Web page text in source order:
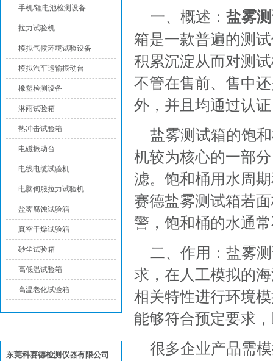
一、概述： 盐雾
箱是一款普遍的测
积累沉淀从而对测
不管在售前、售中
外，并且均通过认
盐雾测试箱的饱
机较为核心的一部
滤。饱和桶用水周
赛德盐雾测试箱若
警，饱和桶的水通
二、作用：盐雾
求，在人工模拟的
相关特性进行环境
能够符合预定要求
很多企业产品需
手机/锂电池检测设备
拉力试验机
模拟气候环境试验设备
模拟汽车运输振动台
橡塑检测设备
淋雨试验箱
热冲击试验箱
电磁振动台
电线电缆试验机
电脑伺服拉力试验机
盐雾腐蚀试验箱
真空干燥试验箱
砂尘试验箱
高低温试验箱
高温老化试验箱
东莞科赛德检测仪器有限公司